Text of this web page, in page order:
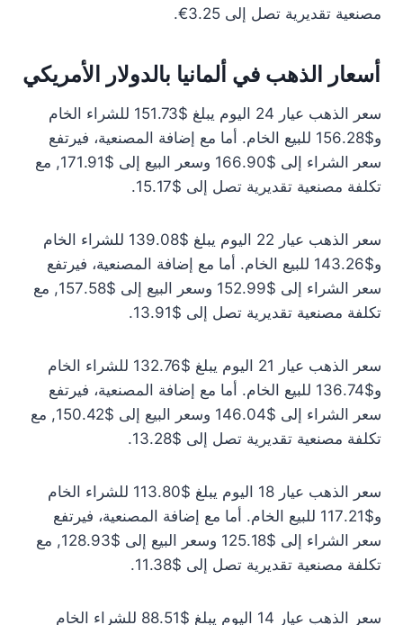
مصنعية تقديرية تصل إلى 3.25€.
أسعار الذهب في ألمانيا بالدولار الأمريكي
سعر الذهب عيار 24 اليوم يبلغ $151.73 للشراء الخام
و$156.28 للبيع الخام. أما مع إضافة المصنعية، فيرتفع
سعر الشراء إلى $166.90 وسعر البيع إلى $171.91, مع
تكلفة مصنعية تقديرية تصل إلى $15.17.
سعر الذهب عيار 22 اليوم يبلغ $139.08 للشراء الخام
و$143.26 للبيع الخام. أما مع إضافة المصنعية، فيرتفع
سعر الشراء إلى $152.99 وسعر البيع إلى $157.58, مع
تكلفة مصنعية تقديرية تصل إلى $13.91.
سعر الذهب عيار 21 اليوم يبلغ $132.76 للشراء الخام
و$136.74 للبيع الخام. أما مع إضافة المصنعية، فيرتفع
سعر الشراء إلى $146.04 وسعر البيع إلى $150.42, مع
تكلفة مصنعية تقديرية تصل إلى $13.28.
سعر الذهب عيار 18 اليوم يبلغ $113.80 للشراء الخام
و$117.21 للبيع الخام. أما مع إضافة المصنعية، فيرتفع
سعر الشراء إلى $125.18 وسعر البيع إلى $128.93, مع
تكلفة مصنعية تقديرية تصل إلى $11.38.
سعر الذهب عيار 14 اليوم يبلغ $88.51 للشراء الخام